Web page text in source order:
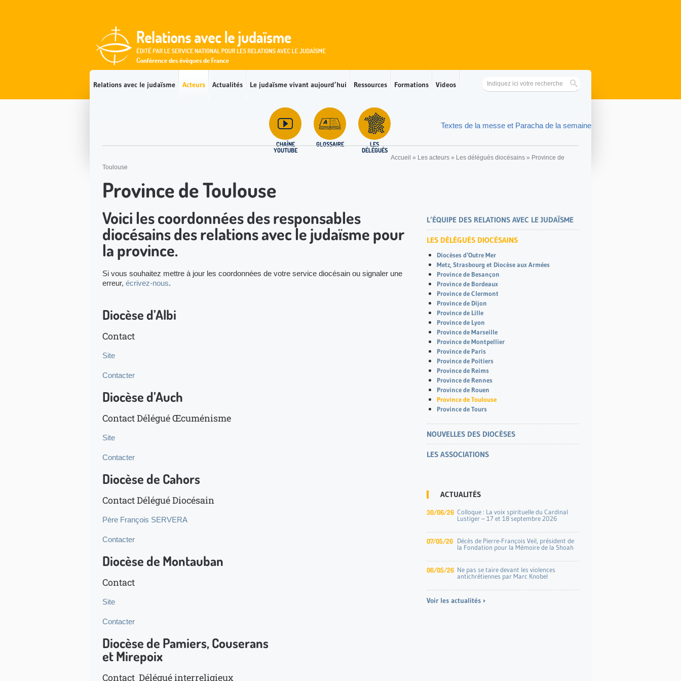
Relations avec le judaïsme Acteurs Actualités Le judaïsme vivant aujourd’hui Ressources Formations Videos
CHAÎNE
YOUTUBE
GLOSSAIRE
LES
DÉLÉGUÉS
Textes de la messe et Paracha de la semaine
Accueil » Les acteurs » Les délégués diocésains » Province de
Toulouse
Province de Toulouse
Voici les coordonnées des responsables
diocésains des relations avec le judaïsme pour
la province.
Si vous souhaitez mettre à jour les coordonnées de votre service diocésain ou signaler une
erreur, écrivez-nous.
Diocèse d’Albi
Contact
Site
Contacter
Diocèse d’Auch
Contact Délégué Œcuménisme
Site
Contacter
Diocèse de Cahors
Contact Délégué Diocésain
Père François SERVERA
Contacter
Diocèse de Montauban
Contact
Site
Contacter
Diocèse de Pamiers, Couserans
et Mirepoix
Contact Délégué interreligieux
L’ÉQUIPE DES RELATIONS AVEC LE JUDAÏSME
LES DÉLÉGUÉS DIOCÉSAINS
Diocèses d’Outre Mer
Metz, Strasbourg et Diocèse aux Armées
Province de Besançon
Province de Bordeaux
Province de Clermont
Province de Dijon
Province de Lille
Province de Lyon
Province de Marseille
Province de Montpellier
Province de Paris
Province de Poitiers
Province de Reims
Province de Rennes
Province de Rouen
Province de Toulouse
Province de Tours
NOUVELLES DES DIOCÈSES
LES ASSOCIATIONS
ACTUALITÉS
30/06/26 Colloque : La voix spirituelle du Cardinal
Lustiger – 17 et 18 septembre 2026
07/05/26 Décès de Pierre-François Veil, président de
la Fondation pour la Mémoire de la Shoah
06/05/26 Ne pas se taire devant les violences
antichrétiennes par Marc Knobel
Voir les actualités